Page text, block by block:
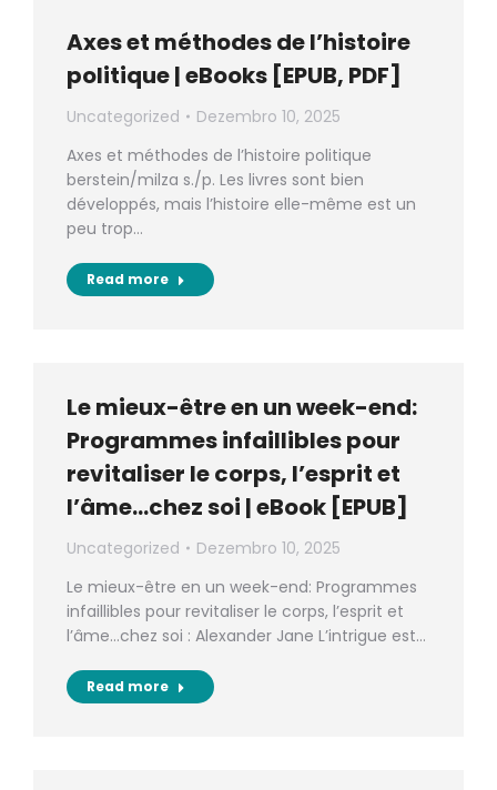
Axes et méthodes de l’histoire
politique | eBooks [EPUB, PDF]
Uncategorized
Dezembro 10, 2025
Axes et méthodes de l’histoire politique
berstein/milza s./p. Les livres sont bien
développés, mais l’histoire elle-même est un
peu trop…
Read more
Le mieux-être en un week-end:
Programmes infaillibles pour
revitaliser le corps, l’esprit et
l’âme…chez soi | eBook [EPUB]
Uncategorized
Dezembro 10, 2025
Le mieux-être en un week-end: Programmes
infaillibles pour revitaliser le corps, l’esprit et
l’âme…chez soi : Alexander Jane L’intrigue est…
Read more